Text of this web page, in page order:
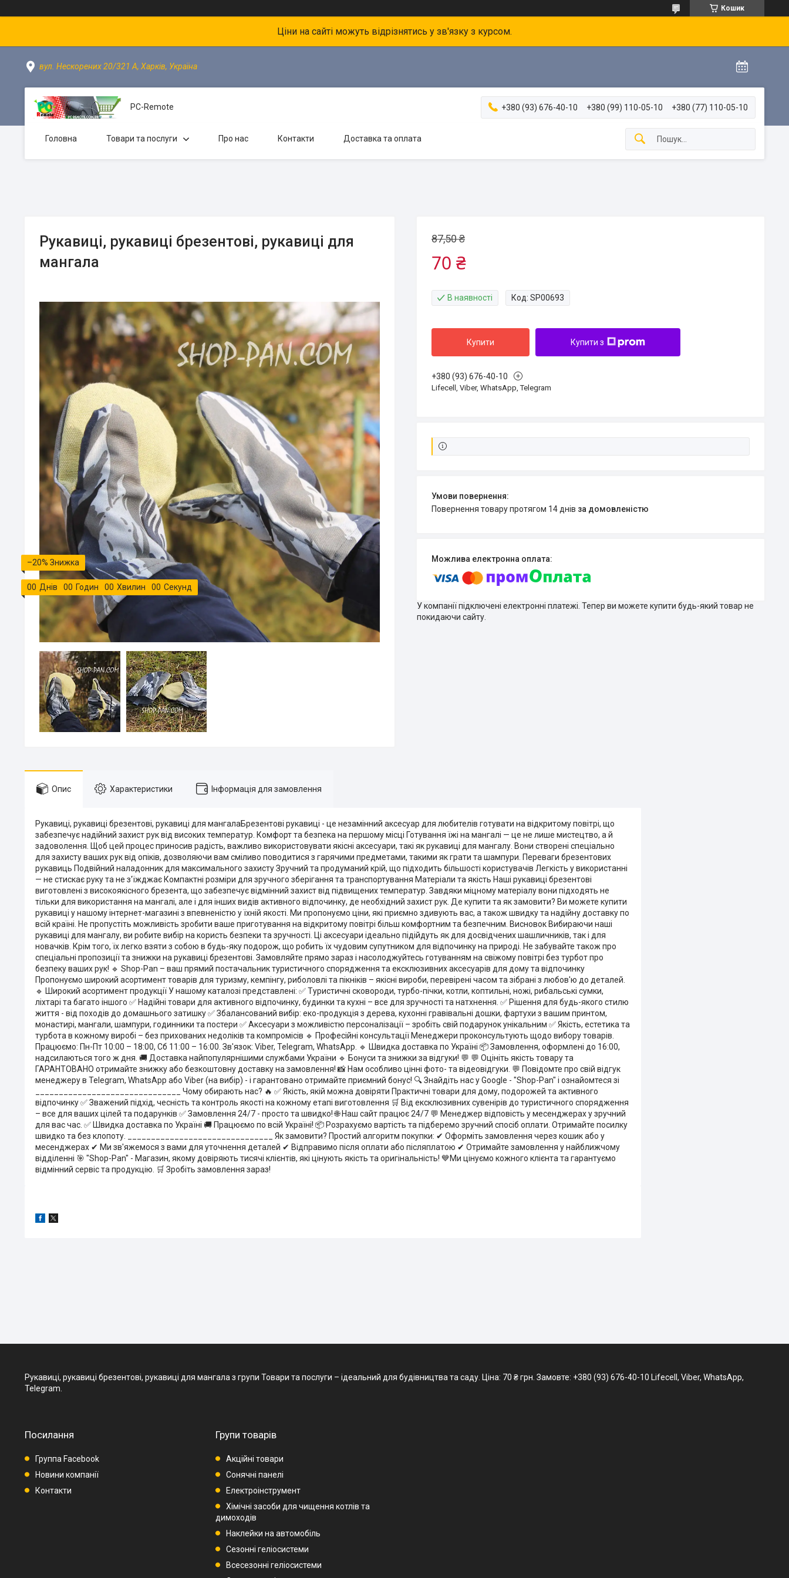
Кошик
Ціни на сайті можуть відрізнятись у зв'язку з курсом.
вул. Нескорених 20/321 А, Харків, Україна
PC-Remote +380 (93) 676-40-10 +380 (99) 110-05-10 +380 (77) 110-05-10
Головна Товари та послуги Про нас Контакти Доставка та оплата
Рукавиці, рукавиці брезентові, рукавиці для
мангала
–20%
00 Днів 00 Годин 00 Хвилин 00 Секунд
87,50 ₴
70 ₴
В наявності Код: SP00693
Купити Купити з
+380 (93) 676-40-10
Lifecell, Viber, WhatsApp, Telegram
повернення товару протягом 14 днів за домовленістю
У компанії підключені електронні платежі. Тепер ви можете купити будь-який товар не
покидаючи сайту.
Опис Характеристики Інформація для замовлення
Рукавиці, рукавиці брезентові, рукавиці для мангалаБрезентові рукавиці - це незамінний аксесуар для любителів готувати на відкритому повітрі, що
забезпечує надійний захист рук від високих температур. Комфорт та безпека на першому місці Готування їжі на мангалі — це не лише мистецтво, а й
задоволення. Щоб цей процес приносив радість, важливо використовувати якісні аксесуари, такі як рукавиці для мангалу. Вони створені спеціально
для захисту ваших рук від опіків, дозволяючи вам сміливо поводитися з гарячими предметами, такими як грати та шампури. Переваги брезентових
рукавиць Подвійний наладонник для максимального захисту Зручний та продуманий крій, що підходить більшості користувачів Легкість у використанні
— не стискає руку та не з'їжджає Компактні розміри для зручного зберігання та транспортування Матеріали та якість Наші рукавиці брезентові
виготовлені з високоякісного брезента, що забезпечує відмінний захист від підвищених температур. Завдяки міцному матеріалу вони підходять не
тільки для використання на мангалі, але і для інших видів активного відпочинку, де необхідний захист рук. Де купити та як замовити? Ви можете купити
рукавиці у нашому інтернет-магазині з впевненістю у їхній якості. Ми пропонуємо ціни, які приємно здивують вас, а також швидку та надійну доставку по
всій країні. Не пропустіть можливість зробити ваше приготування на відкритому повітрі більш комфортним та безпечним. Висновок Вибираючи наші
рукавиці для мангалу, ви робите вибір на користь безпеки та зручності. Ці аксесуари ідеально підійдуть як для досвідчених шашличників, так і для
новачків. Крім того, їх легко взяти з собою в будь-яку подорож, що робить їх чудовим супутником для відпочинку на природі. Не забувайте також про
спеціальні пропозиції та знижки на рукавиці брезентові. Замовляйте прямо зараз і насолоджуйтесь готуванням на свіжому повітрі без турбот про
безпеку ваших рук! 🔹 Shop-Pan – ваш прямий постачальник туристичного спорядження та ексклюзивних аксесуарів для дому та відпочинку
Пропонуємо широкий асортимент товарів для туризму, кемпінгу, риболовлі та пікніків – якісні вироби, перевірені часом та зібрані з любов'ю до деталей.
🔹 Широкий асортимент продукції У нашому каталозі представлені: ✅ Туристичні сковороди, турбо-пічки, котли, коптильні, ножі, рибальські сумки,
ліхтарі та багато іншого ✅ Надійні товари для активного відпочинку, будинки та кухні – все для зручності та натхнення. ✅ Рішення для будь-якого стилю
життя - від походів до домашнього затишку ✅ Збалансований вибір: еко-продукція з дерева, кухонні гравівальні дошки, фартухи з вашим принтом,
монастирі, мангали, шампури, годинники та постери ✅ Аксесуари з можливістю персоналізації – зробіть свій подарунок унікальним ✅ Якість, естетика та
турбота в кожному виробі – без прихованих недоліків та компромісів 🔹 Професійні консультації Менеджери проконсультують щодо вибору товарів.
Працюємо: Пн-Пт 10:00 – 18:00, Сб 11:00 – 16:00. Зв'язок: Viber, Telegram, WhatsApp. 🔹 Швидка доставка по Україні 📦 Замовлення, оформлені до 16:00,
надсилаються того ж дня. 🚚 Доставка найпопулярнішими службами України 🔹 Бонуси та знижки за відгуки! 💬 💬 Оцініть якість товару та
ГАРАНТОВАНО отримайте знижку або безкоштовну доставку на замовлення! 📸 Нам особливо цінні фото- та відеовідгуки. 💬 Повідомте про свій відгук
менеджеру в Telegram, WhatsApp або Viber (на вибір) - і гарантовано отримайте приємний бонус! 🔍 Знайдіть нас у Google - "Shop-Pan" і ознайомтеся зі
_______________________________ Чому обирають нас? 🔥 ✅ Якість, якій можна довіряти Практичні товари для дому, подорожей та активного
відпочинку ✅ Зважений підхід, чесність та контроль якості на кожному етапі виготовлення 🛒 Від ексклюзивних сувенірів до туристичного спорядження
– все для ваших цілей та подарунків ✅ Замовлення 24/7 - просто та швидко! 🌐 Наш сайт працює 24/7 💬 Менеджер відповість у месенджерах у зручний
для вас час. ✅ Швидка доставка по Україні 🚚 Працюємо по всій Україні! 📦 Розрахуємо вартість та підберемо зручний спосіб оплати. Отримайте посилку
швидко та без клопоту. _______________________________ Як замовити? Простий алгоритм покупки: ✔ Оформіть замовлення через кошик або у
месенджерах ✔ Ми зв'яжемося з вами для уточнення деталей ✔ Відправимо після оплати або післяплатою ✔ Отримайте замовлення у найближчому
відділенні 🎯 "Shop-Pan" - Магазин, якому довіряють тисячі клієнтів, які цінують якість та оригінальність! 💙Ми цінуємо кожного клієнта та гарантуємо
відмінний сервіс та продукцію. 🛒 Зробіть замовлення зараз!
Рукавиці, рукавиці брезентові, рукавиці для мангала з групи Товари та послуги – ідеальний для будівництва та саду. Ціна: 70 ₴ грн. Замовте: +380 (93) 676-40-10 Lifecell, Viber, WhatsApp,
Telegram.
Посилання
Группа Facebook
Новини компанії
Контакти
Групи товарів
Акційні товари
Сонячні панелі
Електроінструмент
Хімічні засоби для чищення котлів та
димоходів
Наклейки на автомобіль
Сезонні геліосистеми
Всесезонні геліосистеми